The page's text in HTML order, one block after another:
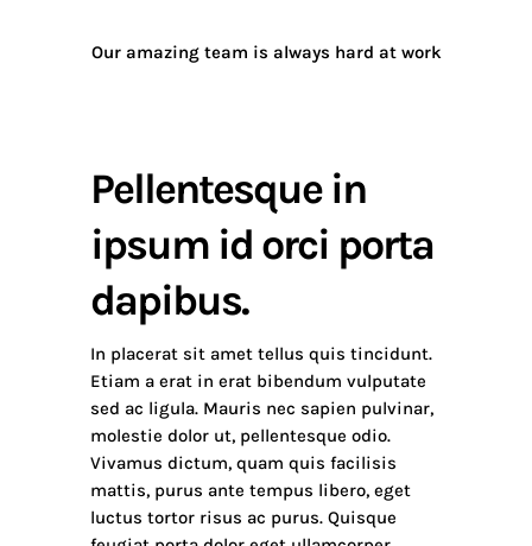
Our amazing team is always hard at work
Pellentesque in
ipsum id orci porta
dapibus.
In placerat sit amet tellus quis tincidunt.
Etiam a erat in erat bibendum vulputate
sed ac ligula. Mauris nec sapien pulvinar,
molestie dolor ut, pellentesque odio.
Vivamus dictum, quam quis facilisis
mattis, purus ante tempus libero, eget
luctus tortor risus ac purus. Quisque